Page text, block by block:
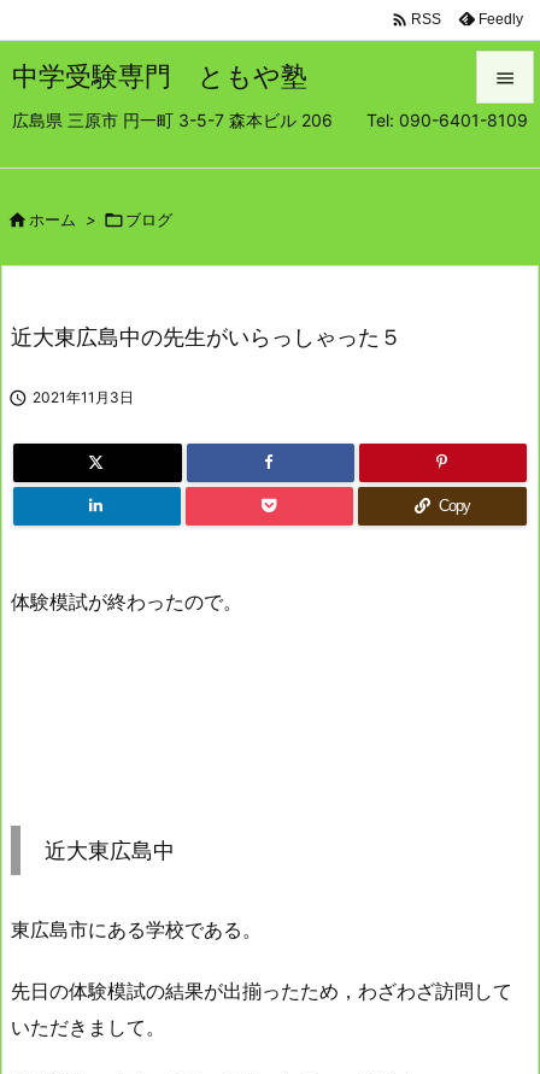
中学受験専門 ともや塾
広島県 三原市 円一町 3-5-7 森本ビル 206 Tel: 090-6401-8109


 RSS Feedly
 ホーム > ブログ
近大東広島中の先生がいらっしゃった５
 2021年11月3日
Copy
体験模試が終わったので。
近大東広島中
東広島市にある学校である。
先日の体験模試の結果が出揃ったため，わざわざ訪問して
いただきまして。